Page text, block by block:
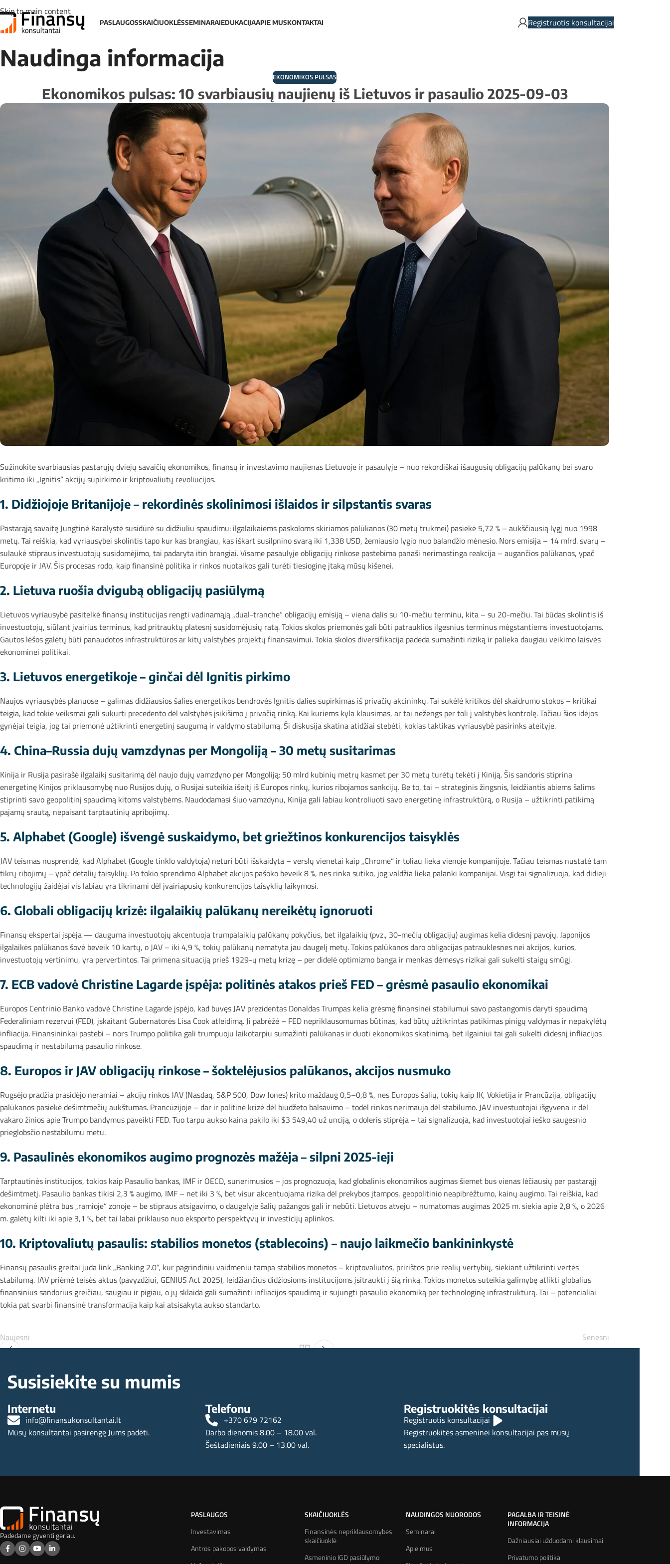
Skip to main content
PASLAUGOSSKAIČIUOKLĖSSEMINARAIEDUKACIJAAPIE MUSKONTAKTAI Registruotis konsultacijai
Naudinga informacija
EKONOMIKOS PULSAS
Ekonomikos pulsas: 10 svarbiausių naujienų iš Lietuvos ir pasaulio 2025-09-03
Sužinokite svarbiausias pastarųjų dviejų savaičių ekonomikos, finansų ir investavimo naujienas Lietuvoje ir pasaulyje – nuo rekordiškai išaugusių obligacijų palūkanų bei svaro
kritimo iki „Ignitis“ akcijų supirkimo ir kriptovaliutų revoliucijos.
1. Didžiojoje Britanijoje – rekordinės skolinimosi išlaidos ir silpstantis svaras
Pastarąją savaitę Jungtinė Karalystė susidūrė su didžiuliu spaudimu: ilgalaikaiems paskoloms skiriamos palūkanos (30 metų trukmei) pasiekė 5,72 % – aukščiausią lygį nuo 1998
metų. Tai reiškia, kad vyriausybei skolintis tapo kur kas brangiau, kas iškart susilpnino svarą iki 1,338 USD, žemiausio lygio nuo balandžio mėnesio. Nors emisija – 14 mlrd. svarų –
sulaukė stipraus investuotojų susidomėjimo, tai padaryta itin brangiai. Visame pasaulyje obligacijų rinkose pastebima panaši nerimastinga reakcija – augančios palūkanos, ypač
Europoje ir JAV. Šis procesas rodo, kaip finansinė politika ir rinkos nuotaikos gali turėti tiesioginę įtaką mūsų kišenei.
2. Lietuva ruošia dvigubą obligacijų pasiūlymą
Lietuvos vyriausybė pasitelkė finansų institucijas rengti vadinamąją „dual-tranche“ obligacijų emisiją – viena dalis su 10-mečiu terminu, kita – su 20-mečiu. Tai būdas skolintis iš
investuotojų, siūlant įvairius terminus, kad pritrauktų platesnį susidomėjusių ratą. Tokios skolos priemonės gali būti patrauklios ilgesnius terminus mėgstantiems investuotojams.
Gautos lėšos galėtų būti panaudotos infrastruktūros ar kitų valstybės projektų finansavimui. Tokia skolos diversifikacija padeda sumažinti riziką ir palieka daugiau veikimo laisvės
ekonominei politikai.
3. Lietuvos energetikoje – ginčai dėl Ignitis pirkimo
Naujos vyriausybės planuose – galimas didžiausios šalies energetikos bendrovės Ignitis dalies supirkimas iš privačių akcininkų. Tai sukėlė kritikos dėl skaidrumo stokos – kritikai
teigia, kad tokie veiksmai gali sukurti precedento dėl valstybės įsikišimo į privačią rinką. Kai kuriems kyla klausimas, ar tai nežengs per toli į valstybės kontrolę. Tačiau šios idėjos
gynėjai teigia, jog tai priemonė užtikrinti energetinį saugumą ir valdymo stabilumą. Ši diskusija skatina atidžiai stebėti, kokias taktikas vyriausybė pasirinks ateityje.
4. China–Russia dujų vamzdynas per Mongoliją – 30 metų susitarimas
Kinija ir Rusija pasirašė ilgalaikį susitarimą dėl naujo dujų vamzdyno per Mongoliją: 50 mlrd kubinių metrų kasmet per 30 metų turėtų tekėti į Kiniją. Šis sandoris stiprina
energetinę Kinijos priklausomybę nuo Rusijos dujų, o Rusijai suteikia išeitį iš Europos rinkų, kurios ribojamos sankcijų. Be to, tai – strateginis žingsnis, leidžiantis abiems šalims
stiprinti savo geopolitinį spaudimą kitoms valstybėms. Naudodamasi šiuo vamzdynu, Kinija gali labiau kontroliuoti savo energetinę infrastruktūrą, o Rusija – užtikrinti patikimą
pajamų srautą, nepaisant tarptautinių apribojimų.
5. Alphabet (Google) išvengė suskaidymo, bet griežtinos konkurencijos taisyklės
JAV teismas nusprendė, kad Alphabet (Google tinklo valdytoja) neturi būti išskaidyta – verslų vienetai kaip „Chrome“ ir toliau lieka vienoje kompanijoje. Tačiau teismas nustatė tam
tikrų ribojimų – ypač detalių taisyklių. Po tokio sprendimo Alphabet akcijos pašoko beveik 8 %, nes rinka sutiko, jog valdžia lieka palanki kompanijai. Visgi tai signalizuoja, kad didieji
technologijų žaidėjai vis labiau yra tikrinami dėl įvairiapusių konkurencijos taisyklių laikymosi.
6. Globali obligacijų krizė: ilgalaikių palūkanų nereikėtų ignoruoti
Finansų ekspertai įspėja — dauguma investuotojų akcentuoja trumpalaikių palūkanų pokyčius, bet ilgalaikių (pvz., 30-mečių obligacijų) augimas kelia didesnį pavojų. Japonijos
ilgalaikės palūkanos šovė beveik 10 kartų, o JAV – iki 4,9 %, tokių palūkanų nematyta jau daugelį metų. Tokios palūkanos daro obligacijas patrauklesnes nei akcijos, kurios,
investuotojų vertinimu, yra pervertintos. Tai primena situaciją prieš 1929-ų metų krizę – per didelė optimizmo banga ir menkas dėmesys rizikai gali sukelti staigų smūgį.
7. ECB vadovė Christine Lagarde įspėja: politinės atakos prieš FED – grėsmė pasaulio ekonomikai
Europos Centrinio Banko vadovė Christine Lagarde įspėjo, kad buvęs JAV prezidentas Donaldas Trumpas kelia grėsmę finansinei stabilumui savo pastangomis daryti spaudimą
Federaliniam rezervui (FED), įskaitant Gubernatorės Lisa Cook atleidimą. Ji pabrėžė – FED nepriklausomumas būtinas, kad būtų užtikrintas patikimas pinigų valdymas ir nepakylėtų
infliacija. Finansininkai pastebi – nors Trumpo politika gali trumpuoju laikotarpiu sumažinti palūkanas ir duoti ekonomikos skatinimą, bet ilgainiui tai gali sukelti didesnį infliacijos
spaudimą ir nestabilumą pasaulio rinkose.
8. Europos ir JAV obligacijų rinkose – šoktelėjusios palūkanos, akcijos nusmuko
Rugsėjo pradžia prasidėjo neramiai – akcijų rinkos JAV (Nasdaq, S&P 500, Dow Jones) krito maždaug 0,5–0,8 %, nes Europos šalių, tokių kaip JK, Vokietija ir Prancūzija, obligacijų
palūkanos pasiekė dešimtmečių aukštumas. Prancūzijoje – dar ir politinė krizė dėl biudžeto balsavimo – todėl rinkos nerimauja dėl stabilumo. JAV investuotojai išgyvena ir dėl
vakaro žinios apie Trumpo bandymus paveikti FED. Tuo tarpu aukso kaina pakilo iki $3 549,40 už unciją, o doleris stiprėja – tai signalizuoja, kad investuotojai ieško saugesnio
prieglobsčio nestabilumu metu.
9. Pasaulinės ekonomikos augimo prognozės mažėja – silpni 2025-ieji
Tarptautinės institucijos, tokios kaip Pasaulio bankas, IMF ir OECD, sunerimusios – jos prognozuoja, kad globalinis ekonomikos augimas šiemet bus vienas lėčiausių per pastarąjį
dešimtmetį. Pasaulio bankas tikisi 2,3 % augimo, IMF – net iki 3 %, bet visur akcentuojama rizika dėl prekybos įtampos, geopolitinio neapibrėžtumo, kainų augimo. Tai reiškia, kad
ekonominė plėtra bus „ramioje“ zonoje – be stipraus atsigavimo, o daugelyje šalių pažangos gali ir nebūti. Lietuvos atveju – numatomas augimas 2025 m. siekia apie 2,8 %, o 2026
m. galėtų kilti iki apie 3,1 %, bet tai labai priklauso nuo eksporto perspektyvų ir investicijų aplinkos.
10. Kriptovaliutų pasaulis: stabilios monetos (stablecoins) – naujo laikmečio bankininkystė
Finansų pasaulis greitai juda link „Banking 2.0“, kur pagrindiniu vaidmeniu tampa stabilios monetos – kriptovaliutos, pririštos prie realių vertybių, siekiant užtikrinti vertės
stabilumą. JAV priėmė teisės aktus (pavyzdžiui, GENIUS Act 2025), leidžiančius didžiosioms institucijoms įsitraukti į šią rinką. Tokios monetos suteikia galimybę atlikti globalius
finansinius sandorius greičiau, saugiau ir pigiau, o jų sklaida gali sumažinti infliacijos spaudimą ir sujungti pasaulio ekonomiką per technologinę infrastruktūrą. Tai – potencialiai
tokia pat svarbi finansinė transformacija kaip kai atsisakyta aukso standarto.
Naujesni
Kiek laiko reikia skirti ir domėtis norint investuoti į investicinį gyvybės
Senesni
Kaip geriau investuoti Investiciniame gyvybės draudime (IGD) – kiekvieną
Susisiekite su mumis
Internetu
info@finansukonsultantai.lt
Mūsų konsultantai pasirengę Jums padėti.
Telefonu
+370 679 72162
Darbo dienomis 8.00 – 18.00 val.
Šeštadieniais 9.00 – 13.00 val.
Registruokitės konsultacijai
Registruotis konsultacijai
Registruokitės asmeninei konsultacijai pas mūsų
specialistus.
Padedame gyventi geriau.
PASLAUGOS
Investavimas
Antros pakopos valdymas
SKAIČIUOKLĖS
Finansinės nepriklausomybės
skaičiuoklė
Asmeninio IGD pasiūlymo
NAUDINGOS NUORODOS
Seminarai
Apie mus
PAGALBA IR TEISINĖ
INFORMACIJA
Dažniausiai užduodami klausimai
Privatumo politika